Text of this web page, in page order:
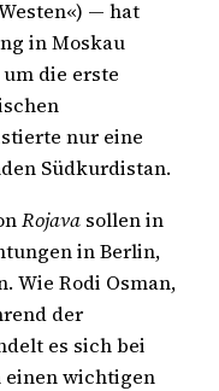
— hat
in Moskau
die erste
nur eine
Südkurdistan.
Rojava sollen in
in Berlin,
Wie Rodi Osman,
der
es sich bei
einen wichtigen